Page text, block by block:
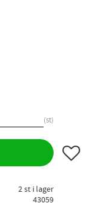
st
Lägg
2 st i lager
43059